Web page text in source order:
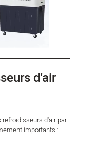
d'air
d'air par
importants :